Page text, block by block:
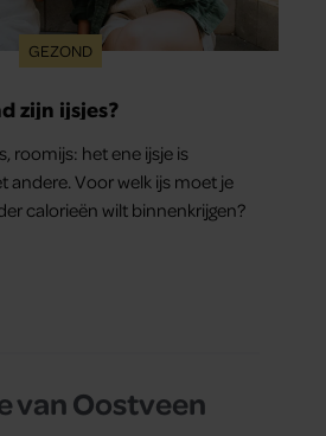
GEZOND
zijn ijsjes?
roomijs: het ene ijsje is
andere. Voor welk ijs moet je
calorieën wilt binnenkrijgen?
van Oostveen